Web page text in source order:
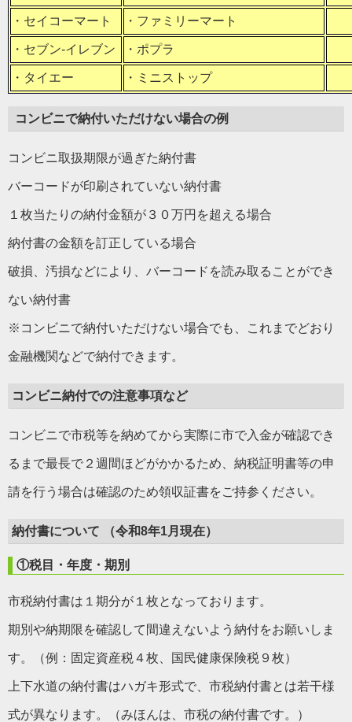
・セイコーマート ・ファミリーマート
・セブン-イレブン ・ポプラ
・タイエー ・ミニストップ
コンビニで納付いただけない場合の例
コンビニ取扱期限が過ぎた納付書
バーコードが印刷されていない納付書
１枚当たりの納付金額が３０万円を超える場合
納付書の金額を訂正している場合
破損、汚損などにより、バーコードを読み取ることができ
ない納付書
※コンビニで納付いただけない場合でも、これまでどおり
金融機関などで納付できます。
コンビニ納付での注意事項など
コンビニで市税等を納めてから実際に市で入金が確認でき
るまで最長で２週間ほどがかかるため、納税証明書等の申
請を行う場合は確認のため領収証書をご持参ください。
納付書について （令和8年1月現在）
①税目・年度・期別
市税納付書は１期分が１枚となっております。
期別や納期限を確認して間違えないよう納付をお願いしま
す。（例：固定資産税４枚、国民健康保険税９枚）
上下水道の納付書はハガキ形式で、市税納付書とは若干様
式が異なります。（みほんは、市税の納付書です。）